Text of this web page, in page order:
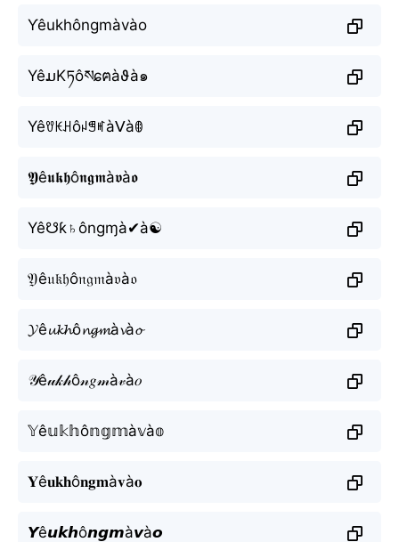
Ƴêukhôngmàvào
YêມKཏôསɕฅàϑà๑
Yêꀎꀘꃅôꈤꁅꎭàᐯàꂦ
𝖄ê𝖚𝖐𝖍ô𝖓𝖌𝖒à𝖛à𝖔
Yê☋ƙ♄ôngɱà✔à☯
𝔜ê𝔲𝔨𝔥ô𝔫𝔤𝔪à𝔳à𝔬
𝓨ê𝓾𝓴𝓱ô𝓷𝓰𝓶à𝓿à𝓸
𝒴ê𝓊𝓀𝒽ô𝓃𝑔𝓂à𝓋à𝑜
𝕐ê𝕦𝕜𝕙ô𝕟𝕘𝕞à𝕧à𝕠
𝐘ê𝐮𝐤𝐡ô𝐧𝐠𝐦à𝐯à𝐨
𝙔ê𝙪𝙠𝙝ô𝙣𝙜𝙢à𝙫à𝙤